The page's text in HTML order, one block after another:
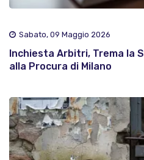
Sabato, 09 Maggio 2026
Inchiesta Arbitri, Trema la
alla Procura di Milano